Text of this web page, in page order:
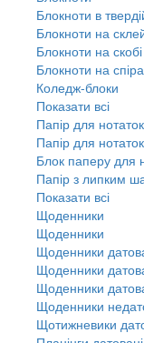
Блокноти в
Блокноти на
Блокноти на скобі
Блокноти на
Коледж-блоки
Показати всі
Папір для нотаток
Папір для нотаток
Блок паперу для
Папір з липким
Показати всі
Щоденники
Щоденники
Щоденники
Щоденники
Щоденники
Щоденники
Щотижневики